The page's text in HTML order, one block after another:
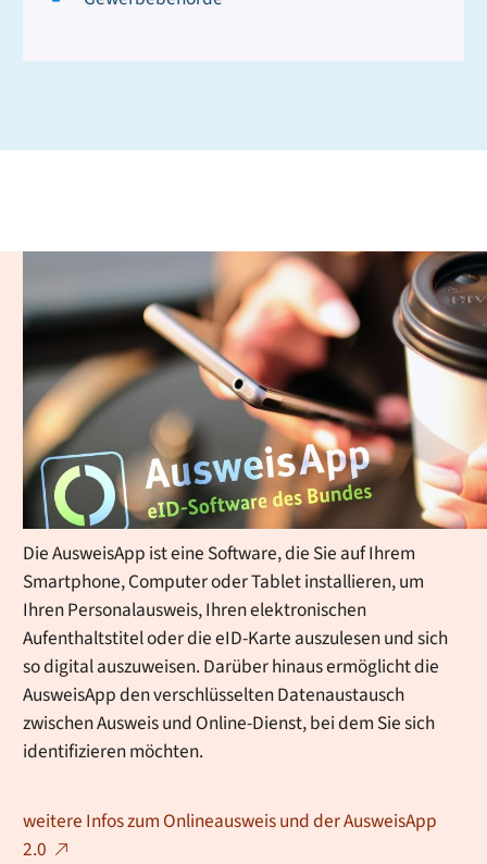
Digitaler Personalausweis
und AusweisApp 2.0
Mit Ihrem Online-Ausweis können Sie Ihre Identität bei
digital beantragbaren Leistungen gegenüber Behörden
oder Unternehmen sicher nachweisen. Ihre
Ausweiskarte ist dafür zusätzlich mit einem Chip
ausgestattet.
Die AusweisApp ist eine Software, die Sie auf Ihrem
Smartphone, Computer oder Tablet installieren, um
Ihren Personalausweis, Ihren elektronischen
Aufenthaltstitel oder die eID-Karte auszulesen und sich
so digital auszuweisen. Darüber hinaus ermöglicht die
AusweisApp den verschlüsselten Datenaustausch
zwischen Ausweis und Online-Dienst, bei dem Sie sich
identifizieren möchten.
weitere Infos zum Onlineausweis und der AusweisApp
2.0